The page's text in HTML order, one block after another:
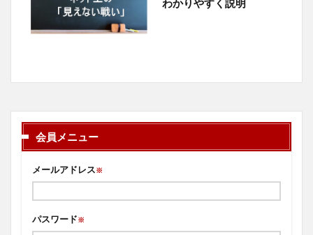
わかりやすく説明
会員メニュー
メールアドレス※
パスワード※